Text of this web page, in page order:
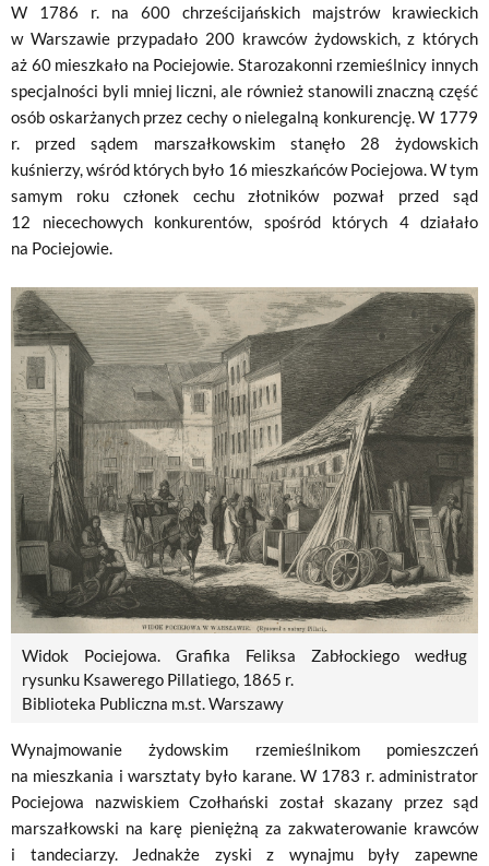
W 1786 r. na 600 chrześcijańskich majstrów krawieckich
w Warszawie przypadało 200 krawców żydowskich, z których
aż 60 mieszkało na Pociejowie. Starozakonni rzemieślnicy innych
specjalności byli mniej liczni, ale również stanowili znaczną część
osób oskarżanych przez cechy o nielegalną konkurencję. W 1779
r. przed sądem marszałkowskim stanęło 28 żydowskich
kuśnierzy, wśród których było 16 mieszkańców Pociejowa. W tym
samym roku członek cechu złotników pozwał przed sąd
12 niecechowych konkurentów, spośród których 4 działało
na Pociejowie.
Widok Pociejowa. Grafika Feliksa Zabłockiego według
rysunku Ksawerego Pillatiego, 1865 r.
Biblioteka Publiczna m.st. Warszawy
Wynajmowanie żydowskim rzemieślnikom pomieszczeń
na mieszkania i warsztaty było karane. W 1783 r. administrator
Pociejowa nazwiskiem Czołhański został skazany przez sąd
marszałkowski na karę pieniężną za zakwaterowanie krawców
i tandeciarzy. Jednakże zyski z wynajmu były zapewne